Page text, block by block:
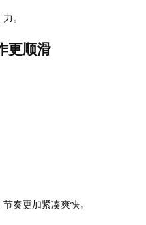
。
更顺滑
奏更加紧凑爽快。